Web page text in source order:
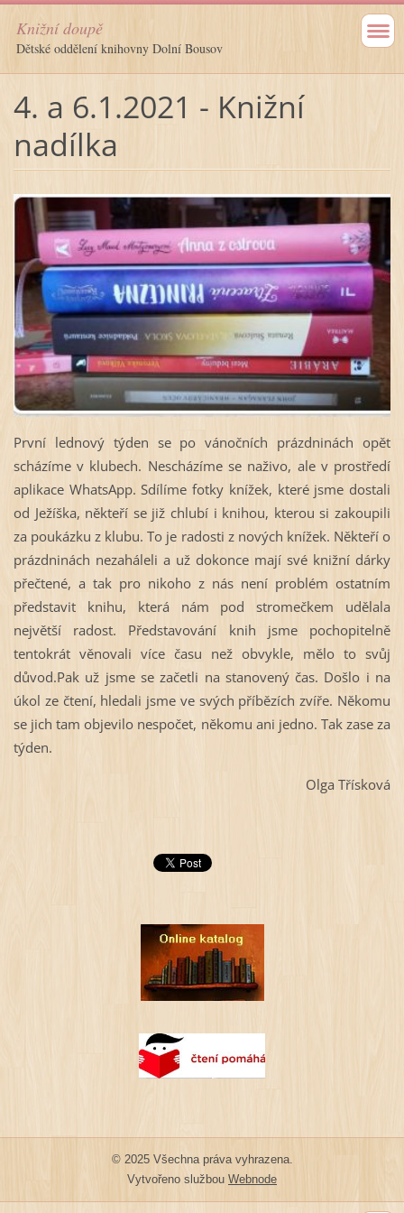
Knižní doupě
Dětské oddělení knihovny Dolní Bousov
4. a 6.1.2021 - Knižní
nadílka
První lednový týden se po vánočních prázdninách opět
scházíme v klubech. Nescházíme se naživo, ale v prostředí
aplikace WhatsApp. Sdílíme fotky knížek, které jsme dostali
od Ježíška, někteří se již chlubí i knihou, kterou si zakoupili
za poukázku z klubu. To je radosti z nových knížek. Někteří o
prázdninách nezaháleli a už dokonce mají své knižní dárky
přečtené, a tak pro nikoho z nás není problém ostatním
představit knihu, která nám pod stromečkem udělala
největší radost. Představování knih jsme pochopitelně
tentokrát věnovali více času než obvykle, mělo to svůj
důvod.Pak už jsme se začetli na stanovený čas. Došlo i na
úkol ze čtení, hledali jsme ve svých příbězích zvíře. Někomu
se jich tam objevilo nespočet, někomu ani jedno. Tak zase za
týden.
Olga Třísková
© 2025 Všechna práva vyhrazena.
Vytvořeno službou Webnode